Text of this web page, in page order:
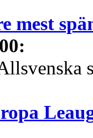
mest
: